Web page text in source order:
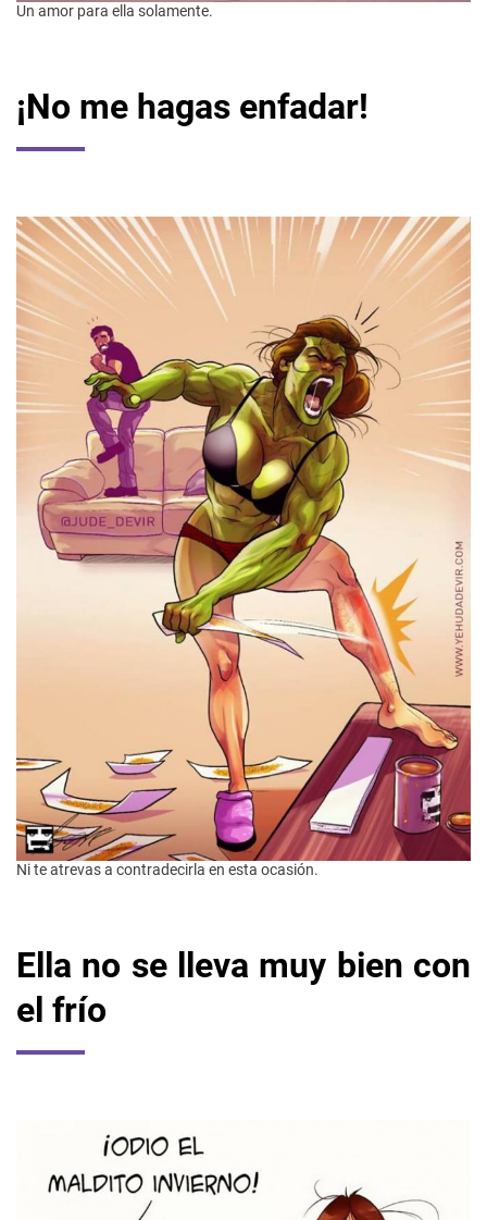
Un amor para ella solamente.
¡No me hagas enfadar!
Ni te atrevas a contradecirla en esta ocasión.
Ella no se lleva muy bien con
el frío